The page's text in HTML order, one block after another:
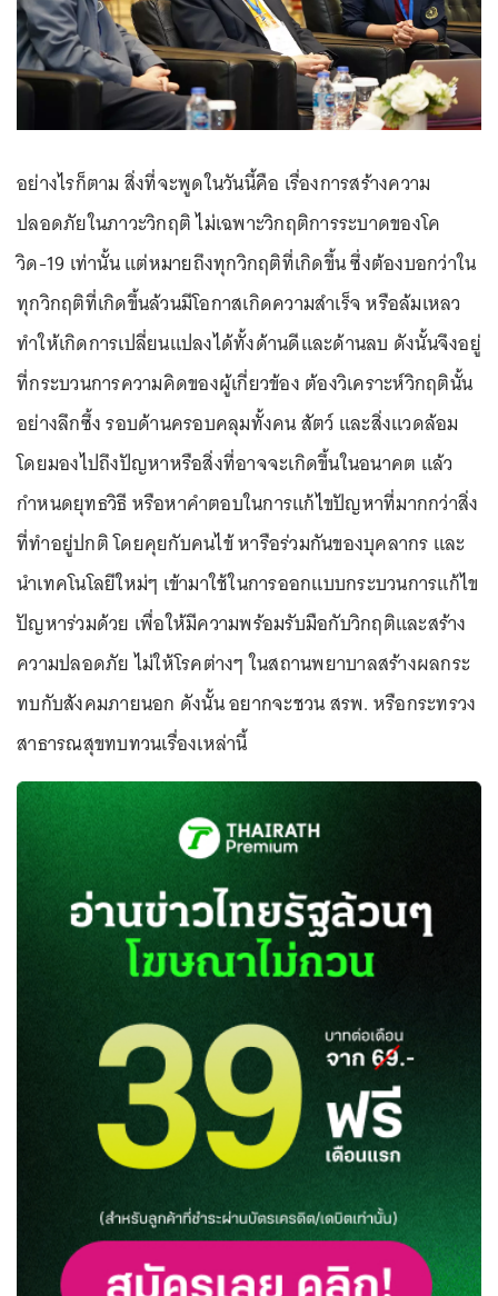
อย่างไรก็ตาม สิ่งที่จะพูดในวันนี้คือ เรื่องการสร้างความ
ปลอดภัยในภาวะวิกฤติ ไม่เฉพาะวิกฤติการระบาดของโค
วิด-19 เท่านั้น แต่หมายถึงทุกวิกฤติที่เกิดขึ้น ซึ่งต้องบอกว่าใน
ทุกวิกฤติที่เกิดขึ้นล้วนมีโอกาสเกิดความสำเร็จ หรือล้มเหลว
ทำให้เกิดการเปลี่ยนแปลงได้ทั้งด้านดีและด้านลบ ดังนั้นจึงอยู่
ที่กระบวนการความคิดของผู้เกี่ยวข้อง ต้องวิเคราะห์วิกฤตินั้น
อย่างลึกซึ้ง รอบด้านครอบคลุมทั้งคน สัตว์ และสิ่งแวดล้อม
โดยมองไปถึงปัญหาหรือสิ่งที่อาจจะเกิดขึ้นในอนาคต แล้ว
กำหนดยุทธวิธี หรือหาคำตอบในการแก้ไขปัญหาที่มากกว่าสิ่ง
ที่ทำอยู่ปกติ โดยคุยกับคนไข้ หารือร่วมกันของบุคลากร และ
นำเทคโนโลยีใหม่ๆ เข้ามาใช้ในการออกแบบกระบวนการแก้ไข
ปัญหาร่วมด้วย เพื่อให้มีความพร้อมรับมือกับวิกฤติและสร้าง
ความปลอดภัย ไม่ให้โรคต่างๆ ในสถานพยาบาลสร้างผลกระ
ทบกับสังคมภายนอก ดังนั้น อยากจะชวน สรพ. หรือกระทรวง
สาธารณสุขทบทวนเรื่องเหล่านี้